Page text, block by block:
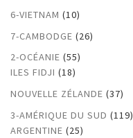
6-VIETNAM (10)
7-CAMBODGE (26)
2-OCÉANIE (55)
ILES FIDJI (18)
NOUVELLE ZÉLANDE (37)
3-AMÉRIQUE DU SUD (119)
ARGENTINE (25)